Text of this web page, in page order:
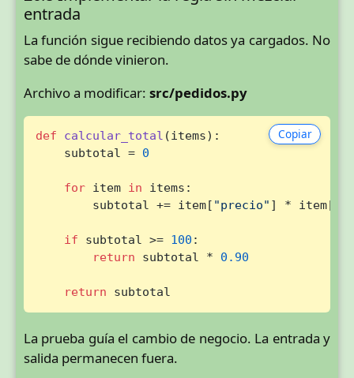
entrada
La función sigue recibiendo datos ya cargados. No
sabe de dónde vinieron.
Archivo a modificar: src/pedidos.py
Copiar
def calcular_total (items):
    subtotal =
0
for item in items:
        subtotal += item[
"precio" ] * item[
if subtotal >= 100 :
return subtotal * 0.90
return subtotal
La prueba guía el cambio de negocio. La entrada y
salida permanecen fuera.